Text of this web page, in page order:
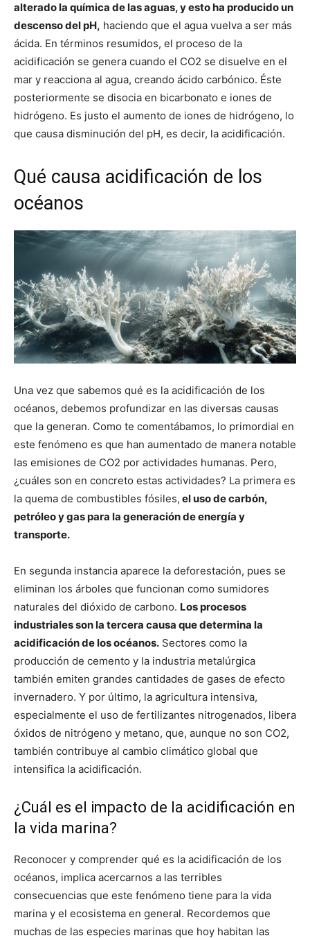
alterado la química de las aguas, y esto ha producido un
descenso del pH, haciendo que el agua vuelva a ser más
ácida. En términos resumidos, el proceso de la
acidificación se genera cuando el CO2 se disuelve en el
mar y reacciona al agua, creando ácido carbónico. Éste
posteriormente se disocia en bicarbonato e iones de
hidrógeno. Es justo el aumento de iones de hidrógeno, lo
que causa disminución del pH, es decir, la acidificación.
Qué causa acidificación de los
océanos
Una vez que sabemos qué es la acidificación de los
océanos, debemos profundizar en las diversas causas
que la generan. Como te comentábamos, lo primordial en
este fenómeno es que han aumentado de manera notable
las emisiones de CO2 por actividades humanas. Pero,
¿cuáles son en concreto estas actividades? La primera es
la quema de combustibles fósiles, el uso de carbón,
petróleo y gas para la generación de energía y
transporte.
En segunda instancia aparece la deforestación, pues se
eliminan los árboles que funcionan como sumidores
naturales del dióxido de carbono. Los procesos
industriales son la tercera causa que determina la
acidificación de los océanos. Sectores como la
producción de cemento y la industria metalúrgica
también emiten grandes cantidades de gases de efecto
invernadero. Y por último, la agricultura intensiva,
especialmente el uso de fertilizantes nitrogenados, libera
óxidos de nitrógeno y metano, que, aunque no son CO2,
también contribuye al cambio climático global que
intensifica la acidificación.
¿Cuál es el impacto de la acidificación en
la vida marina?
Reconocer y comprender qué es la acidificación de los
océanos, implica acercarnos a las terribles
consecuencias que este fenómeno tiene para la vida
marina y el ecosistema en general. Recordemos que
muchas de las especies marinas que hoy habitan las